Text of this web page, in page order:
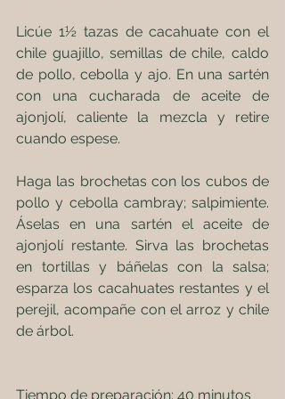
Licúe 1½ tazas de cacahuate con el
chile guajillo, semillas de chile, caldo
de pollo, cebolla y ajo. En una sartén
con una cucharada de aceite de
ajonjolí, caliente la mezcla y retire
cuando espese.
Haga las brochetas con los cubos de
pollo y cebolla cambray; salpimiente.
Áselas en una sartén el aceite de
ajonjolí restante. Sirva las brochetas
en tortillas y báñelas con la salsa;
esparza los cacahuates restantes y el
perejil, acompañe con el arroz y chile
de árbol.
Tiempo de preparación: 40 minutos